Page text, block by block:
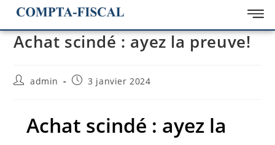
Achat scindé : ayez la preuve!
admin 3 janvier 2024
Achat scindé : ayez la